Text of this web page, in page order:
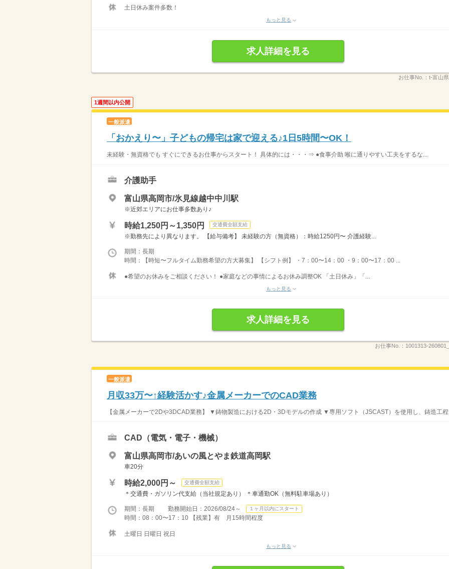
土日休み案件多数！
もっと見る
求人詳細を見る
お仕事No.： t-富山
1週間以内公開
一般派遣
「おかえり〜」子どもの帰宅は家で迎える♪1日5時間〜OK！
未経験・無資格でも すぐにできるお仕事からスタート！ 具体的には・・・⇒ ●食事介助 喉に通りやすい工夫をするな...
介護助手
富山県高岡市/氷見線越中中川駅
※近郊エリアにお仕事多数あり♪
時給1,250円～1,350円 交通費全額支給
※勤務先により異なります。 【給与備考】 未経験の方（無資格）：時給1250円〜 介護経験...
期間：長期
時間：【時短〜フルタイム勤務希望の方大募集】 【シフト例】 ・7：00〜14：00 ・9：00〜17：00 ...
●希望のお休みをご相談ください！ ●家庭などの事情によるお休み調整OK 「土日休み」「...
もっと見る
求人詳細を見る
お仕事No.： 1001313-
一般派遣
月収33万〜↑経験活かす♪金属メーカーでのCAD業務
【金属メーカーで2Dや3DCAD業務】 ▼鋳物製造における2D・3Dモデルの作成 ▼専用ソフト（JSCAST）を使用し、鋳造工程
CAD（電気・電子・機械）
富山県高岡市/あいの風とやま鉄道高岡駅
車20分
時給2,000円～ 交通費全額支給
＊交通費・ガソリン代支給（当社規定あり） ＊車通勤OK（無料駐車場あり）
期間：長期 勤務開始日：2026/08/24～ １ヶ月以内にスタート
時間：08：00〜17：10 【残業】有 月15時間程度
土曜日 日曜日 祝日
もっと見る